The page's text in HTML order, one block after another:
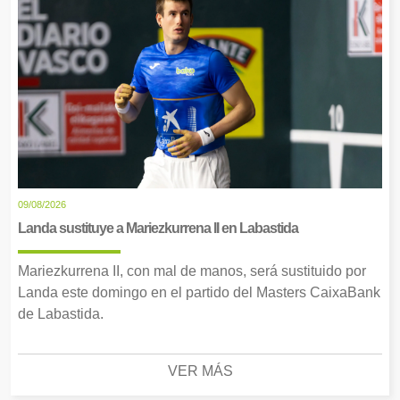
09/08/2026
Landa sustituye a Mariezkurrena II en Labastida
Mariezkurrena II, con mal de manos, será sustituido por
Landa este domingo en el partido del Masters CaixaBank
de Labastida.
VER MÁS